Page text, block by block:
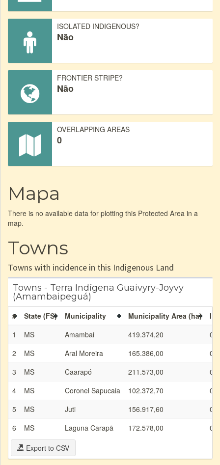
ISOLATED INDIGENOUS?
Não
FRONTIER STRIPE?
Não
OVERLAPPING AREAS
0
Mapa
There is no available data for plotting this Protected Area in a
map.
Towns
Towns with incidence in this Indigenous Land
Towns - Terra Indígena Guaivyry-Joyvy
(Amambaipeguá)
# State (FS) Municipality Municipality Area (ha)
IL
1
MS Amambai 419.374,20
2
MS Aral Moreira 165.386,00
3
MS Caarapó 211.573,00
4
MS Coronel Sapucaia 102.372,70
5
MS Juti 156.917,60
6
MS Laguna Carapã 172.578,00
Export to CSV